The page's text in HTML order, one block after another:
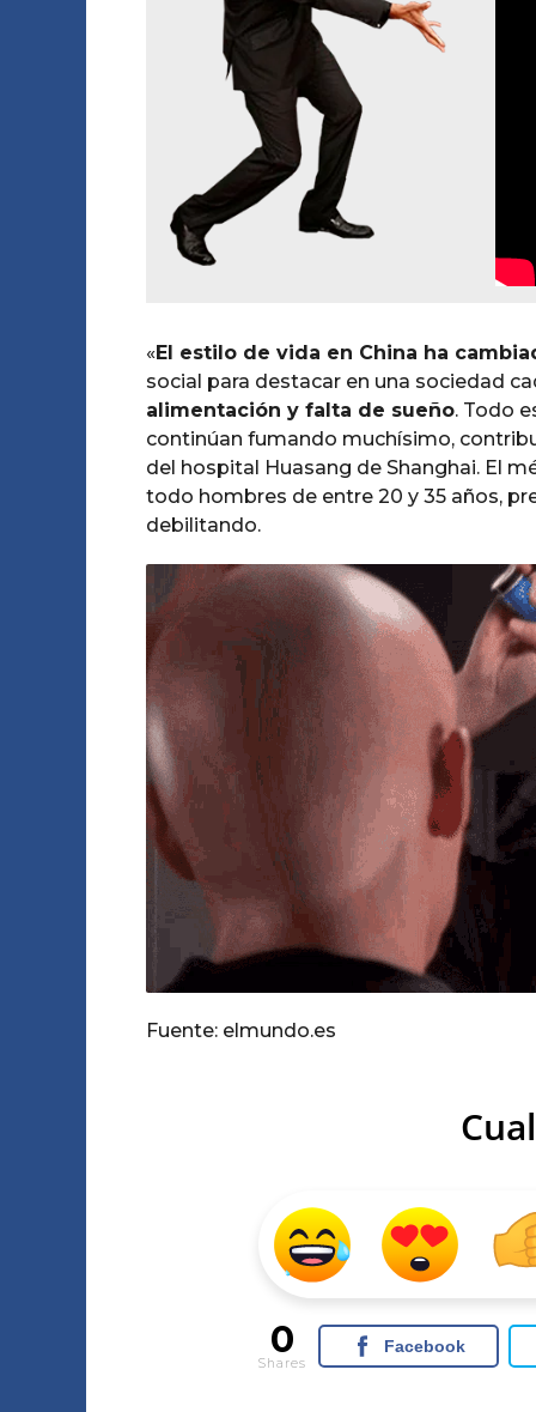
«El estilo de vida en China ha
social para destacar en una sociedad
alimentación y falta de sueño. Todo
continúan fumando muchísimo,
del hospital Huasang de Shanghai. El
todo hombres de entre 20 y 35 años,
debilitando.
Fuente: elmundo.es
0
Shares
Facebook